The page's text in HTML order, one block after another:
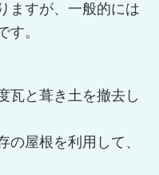
ますが、一般的には
す。
瓦と葺き土を撤去し
の屋根を利用して、